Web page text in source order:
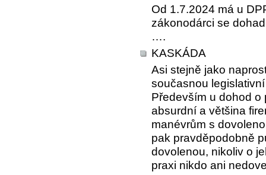
Od 1.7.2024 má u
zákonodárci se
….
KASKÁDA
Asi stejně jako
současnou
Především u dohod o
absurdní a většina
manévrům s
pak pravděpodobně
dovolenou, nikoliv o
praxi nikdo ani